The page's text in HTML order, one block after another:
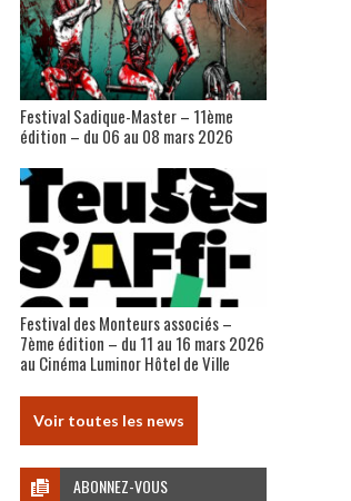
Festival Sadique-Master – 11ème
édition – du 06 au 08 mars 2026
Festival des Monteurs associés –
7ème édition – du 11 au 16 mars 2026
au Cinéma Luminor Hôtel de Ville
Voir toutes les news
ABONNEZ-VOUS